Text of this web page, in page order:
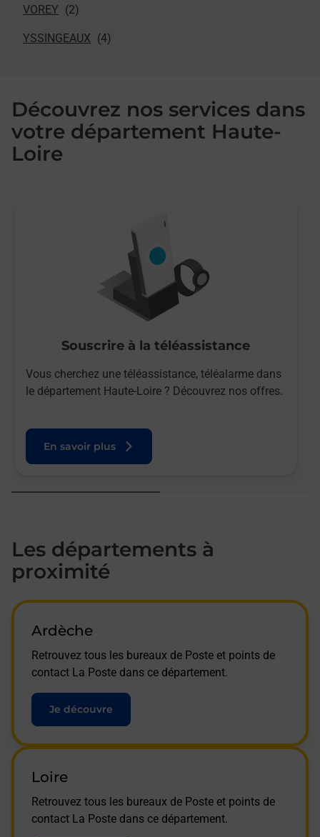
VOREY
YSSINGEAUX
Découvrez nos services dans
votre département Haute-
Loire
Souscrire à la téléassistance
Vous cherchez une téléassistance, téléalarme dans
le département Haute-Loire ? Découvrez nos offres.
En savoir plus
Les départements à
proximité
Ardèche
Retrouvez tous les bureaux de Poste et points de
contact La Poste dans ce département.
Je découvre
Loire
Retrouvez tous les bureaux de Poste et points de
contact La Poste dans ce département.